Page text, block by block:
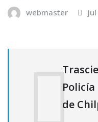
webmaster
de